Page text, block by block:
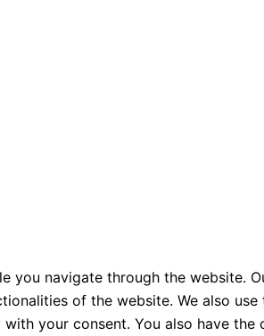
you navigate through the website.
of the website. We also
your consent. You also have